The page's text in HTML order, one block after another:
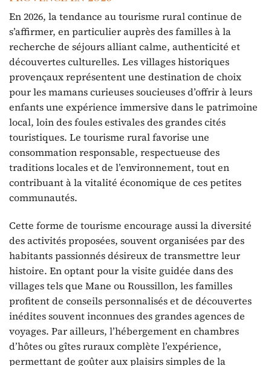
En 2026, la tendance au tourisme rural continue de
s’affirmer, en particulier auprès des familles à la
recherche de séjours alliant calme, authenticité et
découvertes culturelles. Les villages historiques
provençaux représentent une destination de choix
pour les mamans curieuses soucieuses d’offrir à leurs
enfants une expérience immersive dans le patrimoine
local, loin des foules estivales des grandes cités
touristiques. Le tourisme rural favorise une
consommation responsable, respectueuse des
traditions locales et de l’environnement, tout en
contribuant à la vitalité économique de ces petites
communautés.
Cette forme de tourisme encourage aussi la diversité
des activités proposées, souvent organisées par des
habitants passionnés désireux de transmettre leur
histoire. En optant pour la visite guidée dans des
villages tels que Mane ou Roussillon, les familles
profitent de conseils personnalisés et de découvertes
inédites souvent inconnues des grandes agences de
voyages. Par ailleurs, l’hébergement en chambres
d’hôtes ou gîtes ruraux complète l’expérience,
permettant de goûter aux plaisirs simples de la